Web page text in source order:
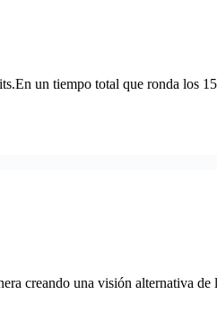
un tiempo total que ronda los
creando una visión alternativa de